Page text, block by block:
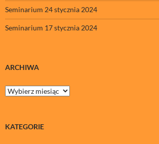
Seminarium 24 stycznia 2024
Seminarium 17 stycznia 2024
ARCHIWA
Archiwa
KATEGORIE